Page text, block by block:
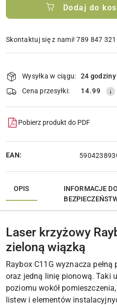
Dodaj do
Skontaktuj się z nami! 789 847 321
i
dostawa
Wysyłka w ciągu:
24 godziny
Cena przesyłki:
14.99
Pobierz produkt do PDF
EAN:
OPIS
INFORMACJE
Laser krzyżowy
zieloną wiązką
Raybox C11G wyznacza pełną
oraz jedną linię pionową. Taki
poziomu wokół
listew i elementów